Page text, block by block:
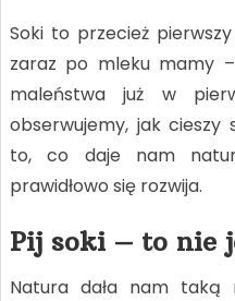
Soki to przecież
zaraz po mleku mamy
maleństwa już w
obserwujemy, jak cieszy
to, co daje nam
prawidłowo się rozwija.
Pij soki – to nie
Natura dała nam taką